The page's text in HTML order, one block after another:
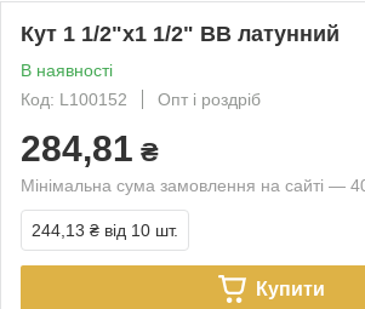
Кут 1 1/2"х1 1/2" ВВ латунний
В наявності
Код: L100152
Опт і роздріб
284,81 ₴
Мінімальна сума замовлення на сайті —
244,13 ₴ від 10 шт.
Купити